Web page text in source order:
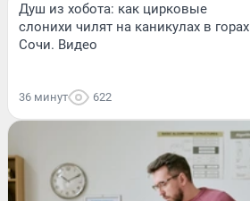
Душ из хобота: как цирковые
слонихи чилят на каникулах в горах
Сочи. Видео
36 минут 622